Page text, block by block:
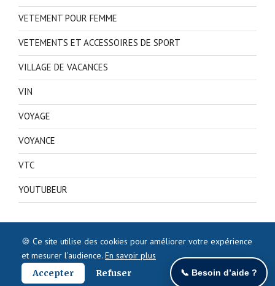
VETEMENT POUR FEMME
VETEMENTS ET ACCESSOIRES DE SPORT
VILLAGE DE VACANCES
VIN
VOYAGE
VOYANCE
VTC
YOUTUBEUR
🍪 Ce site utilise des cookies pour améliorer votre expérience
et mesurer l’audience. En savoir plus
Accepter
Refuser 📞 Besoin d’aide ?